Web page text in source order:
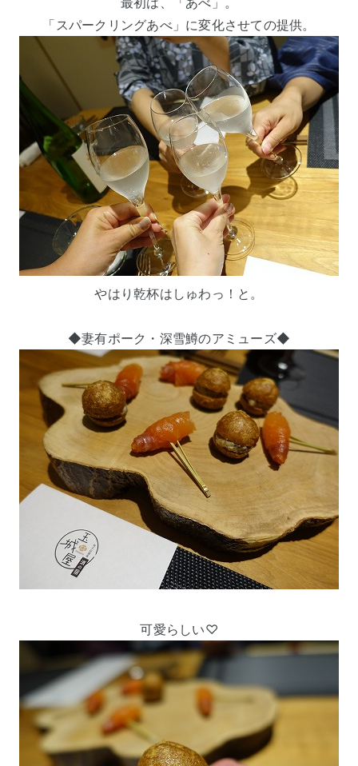
「スパークリングあべ」に変化させての提供。
やはり乾杯はしゅわっ！と。
◆妻有ポーク・深雪鱒のアミューズ◆
可愛らしい♡